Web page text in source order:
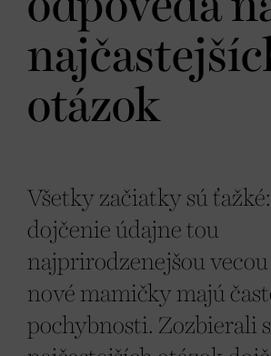
otázok
Všetky začiatky sú
dojčenie údajne tou
najprirodzenejšou vecou
nové mamičky majú
pochybnosti. Zozbierali